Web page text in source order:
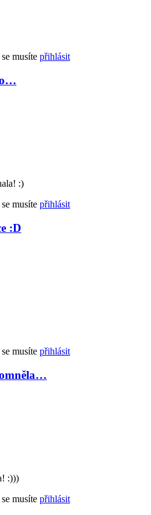
musíte přihlásit
:)
musíte přihlásit
:D
musíte přihlásit
:)))
musíte přihlásit